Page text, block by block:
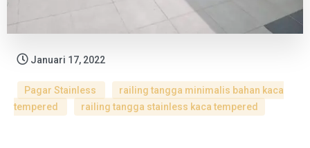
Januari 17, 2022
Pagar Stainless
railing tangga minimalis bahan kaca
tempered
railing tangga stainless kaca tempered